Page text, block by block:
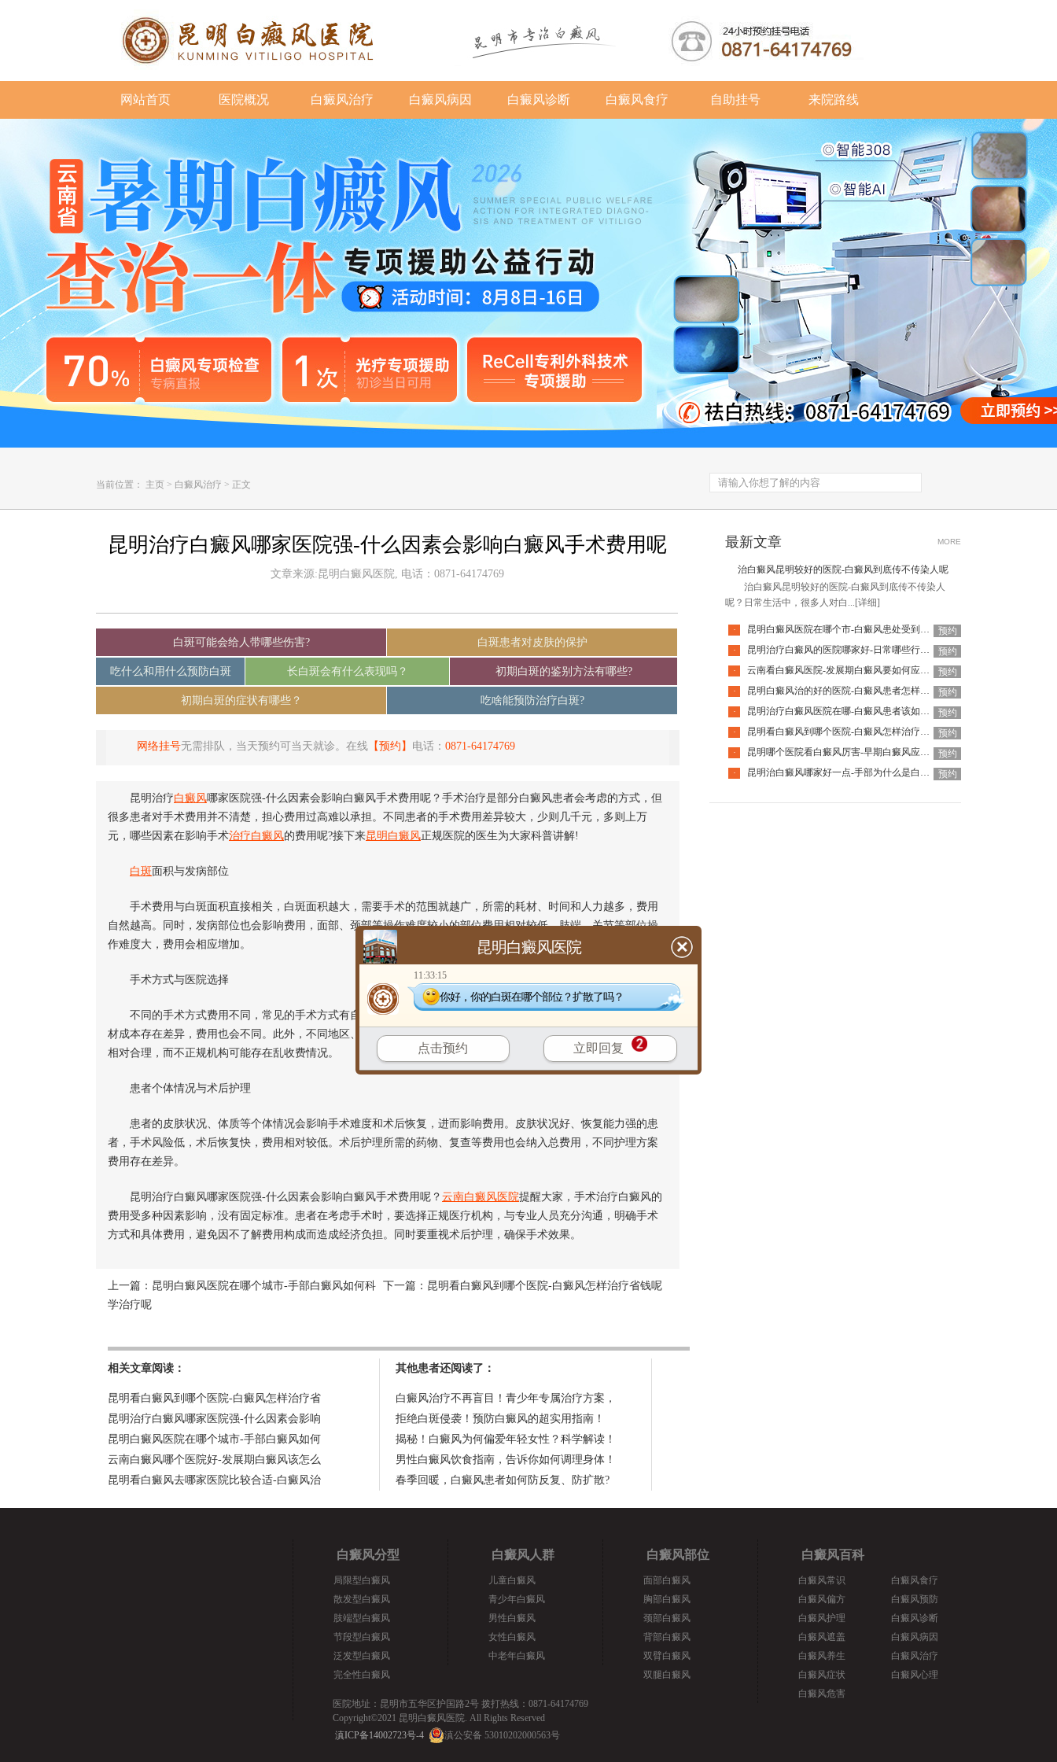
网站首页 医院概况 白癜风治疗 白癜风病因 白癜风诊断 白癜风食疗 自助挂号 来院路线
当前位置： 主页 > 白癜风治疗 > 正文
昆明治疗白癜风哪家医院强-什么因素会影响白癜风手术费用呢
文章来源:昆明白癜风医院, 电话：0871-64174769
白斑可能会给人带哪些伤害? 白斑患者对皮肤的保护
吃什么和用什么预防白斑 长白斑会有什么表现吗？ 初期白斑的鉴别方法有哪些?
初期白斑的症状有哪些？ 吃啥能预防治疗白斑?
网络挂号无需排队，当天预约可当天就诊。在线 【预约】 电话： 0871-64174769
昆明治疗白癜风哪家医院强-什么因素会影响白癜风手术费用呢？手术治疗是部分白癜风患者会考虑的方式，但
很多患者对手术费用并不清楚，担心费用过高难以承担。不同患者的手术费用差异较大，少则几千元，多则上万
元，哪些因素在影响手术治疗白癜风的费用呢?接下来昆明白癜风正规医院的医生为大家科普讲解!
白斑面积与发病部位
手术费用与白斑面积直接相关，白斑面积越大，需要手术的范围就越广，所需的耗材、时间和人力越多，费用
自然越高。同时，发病部位也会影响费用，面部、颈部等操作难度较小的部位费用相对较低，肢端、关节等部位操
作难度大，费用会相应增加。
手术方式与医院选择
不同的手术方式费用不同，常见的手术方式有自体表皮移植、自体黑素细胞移植等，不同方式的技术难度、耗
材成本存在差异，费用也会不同。此外，不同地区、不同等级的医院收费标准不同，正规大型医院收费透明，费用
相对合理，而不正规机构可能存在乱收费情况。
患者个体情况与术后护理
患者的皮肤状况、体质等个体情况会影响手术难度和术后恢复，进而影响费用。皮肤状况好、恢复能力强的患
者，手术风险低，术后恢复快，费用相对较低。术后护理所需的药物、复查等费用也会纳入总费用，不同护理方案
费用存在差异。
昆明治疗白癜风哪家医院强-什么因素会影响白癜风手术费用呢？ 云南白癜风医院提醒大家，手术治疗白癜风的
费用受多种因素影响，没有固定标准。患者在考虑手术时，要选择正规医疗机构，与专业人员充分沟通，明确手术
方式和具体费用，避免因不了解费用构成而造成经济负担。同时要重视术后护理，确保手术效果。
上一篇： 昆明白癜风医院在哪个城市-手部白癜风如何科
学治疗呢
下一篇： 昆明看白癜风到哪个医院-白癜风怎样治疗省钱呢
相关文章阅读：
昆明看白癜风到哪个医院-白癜风怎样治疗省
昆明治疗白癜风哪家医院强-什么因素会影响
昆明白癜风医院在哪个城市-手部白癜风如何
云南白癜风哪个医院好-发展期白癜风该怎么
昆明看白癜风去哪家医院比较合适-白癜风治
其他患者还阅读了：
白癜风治疗不再盲目！青少年专属治疗方案，
拒绝白斑侵袭！预防白癜风的超实用指南！
揭秘！白癜风为何偏爱年轻女性？科学解读！
男性白癜风饮食指南，告诉你如何调理身体！
春季回暖，白癜风患者如何防反复、防扩散?
最新文章 MORE
治白癜风昆明较好的医院-白癜风到底传不传染人呢
治白癜风昆明较好的医院-白癜风到底传不传染人
呢？日常生活中，很多人对白... [详细]
· 昆明白癜风医院在哪个市-白癜风患处受到外伤该怎么办
预约
·
昆明治疗白癜风的医院哪家好-日常哪些行为会加重白癜风
预约
·
云南看白癜风医院-发展期白癜风要如何应对呢
预约
·
昆明白癜风治的好的医院-白癜风患者怎样应对心理压力
预约
·
昆明治疗白癜风医院在哪-白癜风患者该如何提高睡眠质量
预约
·
昆明看白癜风到哪个医院-白癜风怎样治疗省钱呢
预约
·
昆明哪个医院看白癜风厉害-早期白癜风应该如何应对呢
预约
·
昆明治白癜风哪家好一点-手部为什么是白癜风的重灾区 预约
白癜风分型
局限型白癜风
散发型白癜风
肢端型白癜风
节段型白癜风
泛发型白癜风
完全性白癜风
白癜风人群
儿童白癜风
青少年白癜风
男性白癜风
女性白癜风
中老年白癜风
白癜风部位
面部白癜风
胸部白癜风
颈部白癜风
背部白癜风
双臂白癜风
双腿白癜风
白癜风百科
白癜风常识
白癜风偏方
白癜风护理
白癜风遮盖
白癜风养生
白癜风症状
白癜风危害
白癜风食疗
白癜风预防
白癜风诊断
白癜风病因
白癜风治疗
白癜风心理
医院地址：昆明市五华区护国路2号 拨打热线：0871-64174769
Copyright©2021 昆明白癜风医院. All Rights Reserved
滇ICP备14002723号-4
滇公安备 53010202000563号
昆明白癜风医院
11:33:15
你好，你的白斑在哪个部位？扩散了吗？
点击预约 立即回复